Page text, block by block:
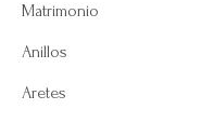
Matrimonio
Anillos
Aretes